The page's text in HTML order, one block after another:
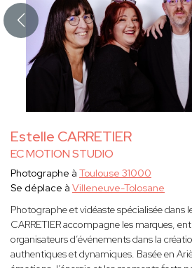
Estelle CARRETIER
EC MOTION STUDIO
Photographe à Toulouse 31000
Se déplace à Villeneuve-Tolosane
Photographe et vidéaste spécialisée dans
CARRETIER accompagne les marques,
organisateurs d’événements dans la
authentiques et dynamiques. Basée en